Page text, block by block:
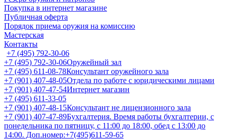
Покупка в интернет магазине
Публичная оферта
Порядок приема оружия на комиссию
Мастерская
Контакты
+7 (495) 792-30-06
+7 (495) 792-30-06Оружейный зал
+7 (495) 611-08-78Консультант оружейного зала
+7 (901) 407-48-05Отдела по работе с юридическими лицами
+7 (901) 407-47-54Интернет магазин
+7 (495) 611-33-05
+7 (901) 407-48-15Консультант не лицензионного зала
+7 (901) 407-47-89Бухгалтерия. Время работы бухгалтерии, с
понедельника по пятницу, с 11:00 до 18:00, обед с 13:00 до
14:00. Доп.номер:+7(495)611-59-65